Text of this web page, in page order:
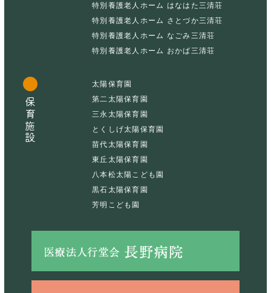
特別養護老人ホーム はなはた三清荘
特別養護老人ホーム さとづか三清荘
特別養護老人ホーム なごみ三清荘
特別養護老人ホーム おかば三清荘
保育施設
太陽保育園
第二太陽保育園
三永太陽保育園
とくしげ太陽保育園
苗代太陽保育園
東丘太陽保育園
八本松太陽こども園
黒石太陽保育園
芳明こども園